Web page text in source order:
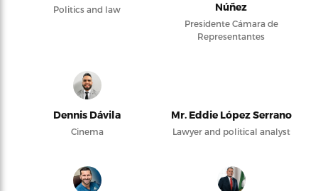
Politics and law
Núñez
Presidente Cámara de
Representantes
Dennis Dávila
Cinema
Mr. Eddie López Serrano
Lawyer and political analyst